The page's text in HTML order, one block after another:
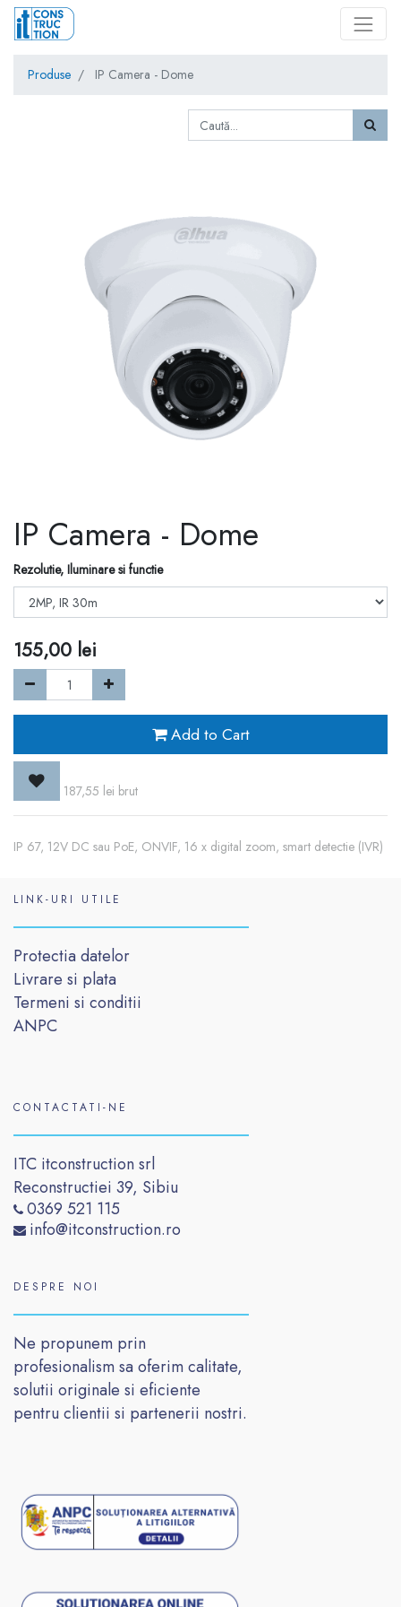
Produse IP Camera - Dome
IP Camera - Dome
Rezolutie, Iluminare si functie
155,00 lei
Add to Cart
187,55 lei brut
IP 67, 12V DC sau PoE, ONVIF, 16 x digital zoom, smart detectie (IVR)
LINK-URI UTILE
Protectia datelor
Livrare si plata
Termeni si conditii
ANPC
CONTACTATI-NE
ITC itconstruction srl
Reconstructiei 39, Sibiu
0369 521 115
info@itconstruction.ro
DESPRE NOI
Ne propunem prin
profesionalism sa oferim calitate,
solutii originale si eficiente
pentru clientii si partenerii nostri.